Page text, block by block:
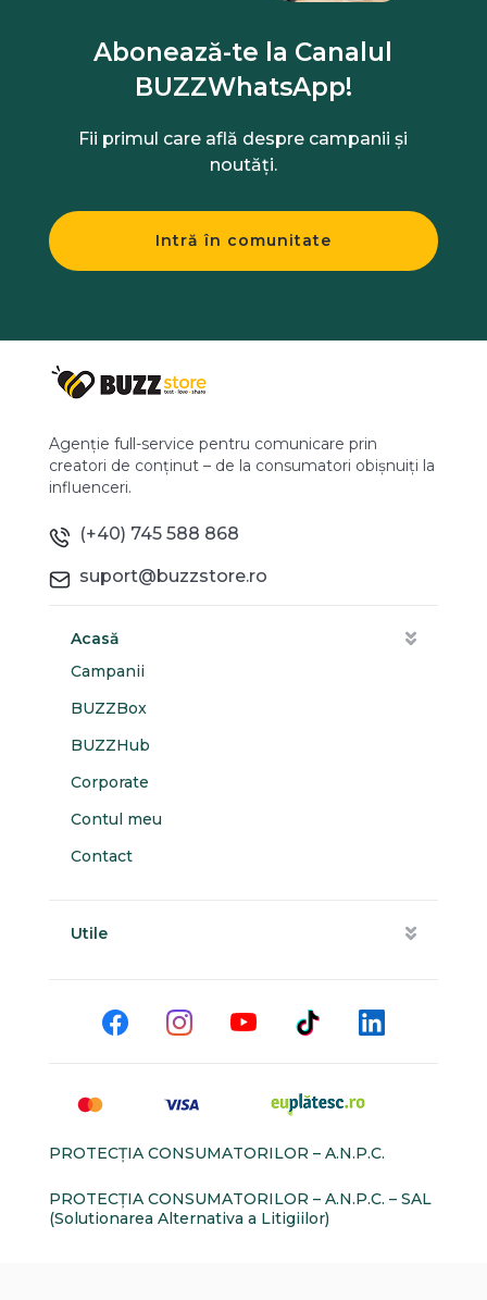
Abonează-te la Canalul
BUZZWhatsApp!
Fii primul care află despre campanii și
noutăți.
Intră în comunitate
Agenție full-service pentru comunicare prin
creatori de conținut – de la consumatori obișnuiți la
influenceri.
(+40) 745 588 868
suport@buzzstore.ro
Acasă
Campanii
BUZZBox
BUZZHub
Corporate
Contul meu
Contact
Utile
PROTECŢIA CONSUMATORILOR – A.N.P.C.
PROTECŢIA CONSUMATORILOR – A.N.P.C. – SAL
(Solutionarea Alternativa a Litigiilor)